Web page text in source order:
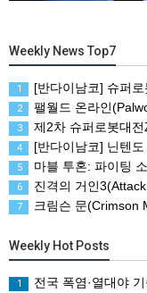
Weekly News Top7
1 [반다이남코] 슈퍼로봇대전
2 팰월드 온라인(Palworld
3 제2차 슈퍼로봇대전Z 파계편
4 [반다이남코] 닌텐도 스위치2
5 마블 투혼: 파이팅 소울
6 진격의 거인
7 크림슨 문(Crimson
Weekly Hot Posts
1 전국 폭염·열대야